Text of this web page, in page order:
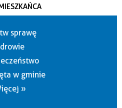
sprawę
w gminie
»